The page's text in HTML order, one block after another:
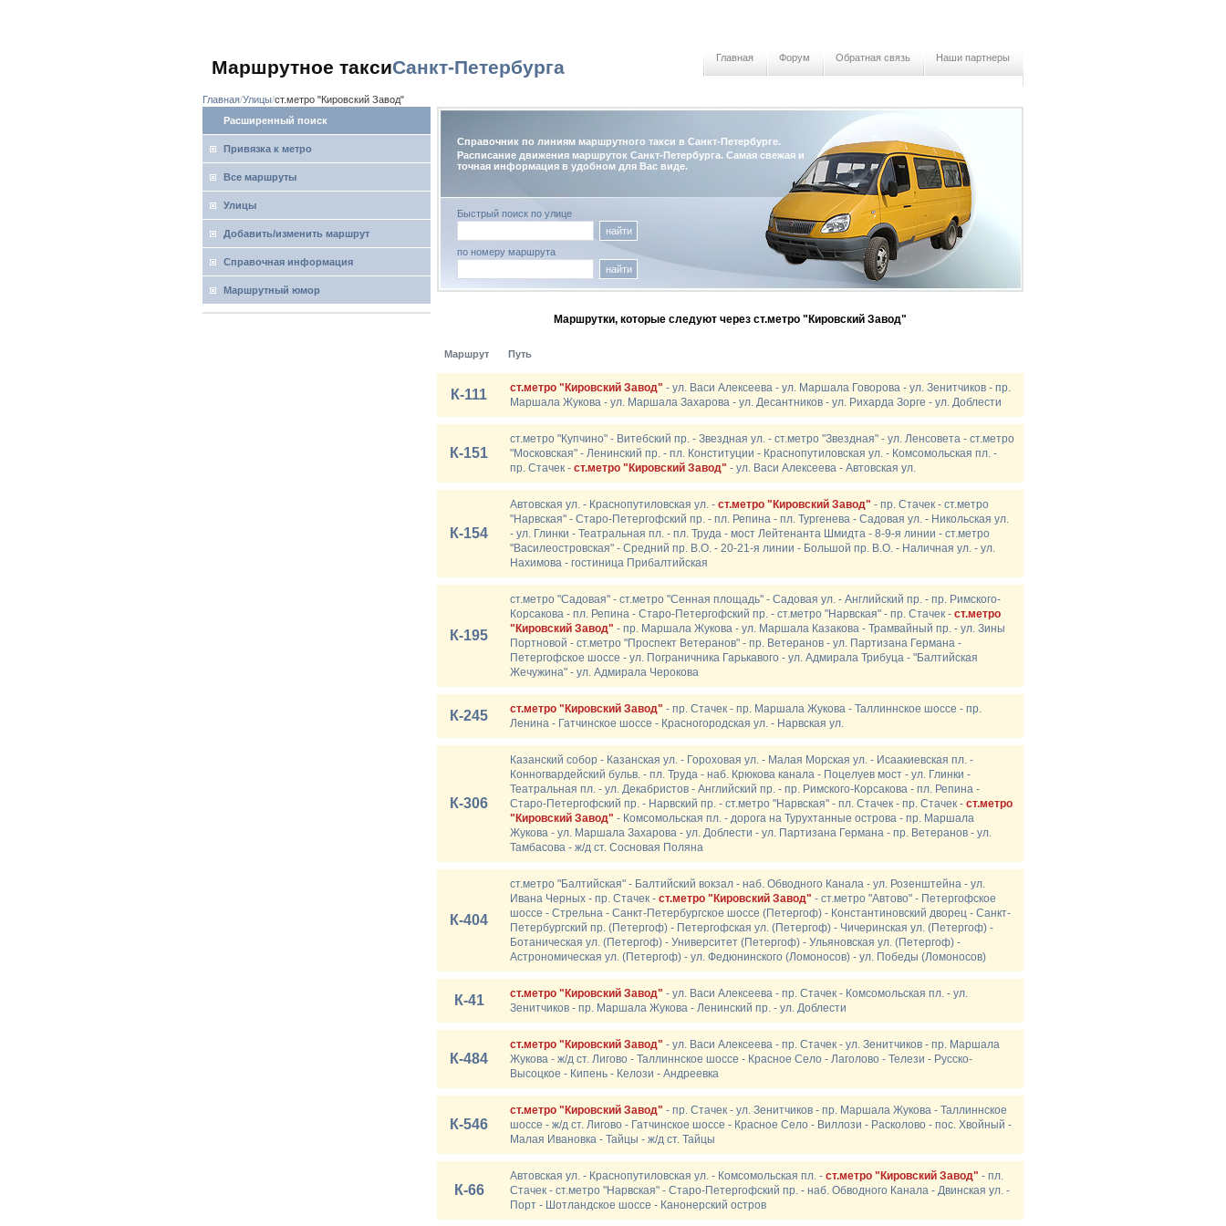
Маршрутное таксиСанкт-Петербурга Главная Форум Обратная связь Наши партнеры
Главная Улицы ст.метро "Кировский Завод"
Расширенный поиск
Привязка к метро
Все маршруты
Улицы
Добавить/изменить маршрут
Справочная информация
Маршрутный юмор
Справочник по линиям маршрутного такси в Санкт-Петербурге.
Расписание движения маршруток Санкт-Петербурга. Самая свежая и
точная информация в удобном для Вас виде.
Быстрый поиск по улице
найти
по номеру маршрута
найти
Маршрутки, которые следуют через ст.метро "Кировский Завод"
Маршрут Путь
К-111 ст.метро "Кировский Завод" - ул. Васи Алексеева - ул. Маршала Говорова - ул. Зенитчиков - пр.
Маршала Жукова - ул. Маршала Захарова - ул. Десантников - ул. Рихарда Зорге - ул. Доблести
К-151
ст.метро "Купчино" - Витебский пр. - Звездная ул. - ст.метро "Звездная" - ул. Ленсовета - ст.метро
"Московская" - Ленинский пр. - пл. Конституции - Краснопутиловская ул. - Комсомольская пл. -
пр. Стачек - ст.метро "Кировский Завод" - ул. Васи Алексеева - Автовская ул.
К-154
Автовская ул. - Краснопутиловская ул. - ст.метро "Кировский Завод" - пр. Стачек - ст.метро
"Нарвская" - Старо-Петергофский пр. - пл. Репина - пл. Тургенева - Садовая ул. - Никольская ул.
- ул. Глинки - Театральная пл. - пл. Труда - мост Лейтенанта Шмидта - 8-9-я линии - ст.метро
"Василеостровская" - Средний пр. В.О. - 20-21-я линии - Большой пр. В.О. - Наличная ул. - ул.
Нахимова - гостиница Прибалтийская
К-195
ст.метро "Садовая" - ст.метро "Сенная площадь" - Садовая ул. - Английский пр. - пр. Римского-
Корсакова - пл. Репина - Старо-Петергофский пр. - ст.метро "Нарвская" - пр. Стачек - ст.метро
"Кировский Завод" - пр. Маршала Жукова - ул. Маршала Казакова - Трамвайный пр. - ул. Зины
Портновой - ст.метро "Проспект Ветеранов" - пр. Ветеранов - ул. Партизана Германа -
Петергофское шоссе - ул. Пограничника Гарькавого - ул. Адмирала Трибуца - "Балтийская
Жечужина" - ул. Адмирала Черокова
К-245 ст.метро "Кировский Завод" - пр. Стачек - пр. Маршала Жукова - Таллиннское шоссе - пр.
Ленина - Гатчинское шоссе - Красногородская ул. - Нарвская ул.
К-306
Казанский собор - Казанская ул. - Гороховая ул. - Малая Морская ул. - Исаакиевская пл. -
Конногвардейский бульв. - пл. Труда - наб. Крюкова канала - Поцелуев мост - ул. Глинки -
Театральная пл. - ул. Декабристов - Английский пр. - пр. Римского-Корсакова - пл. Репина -
Старо-Петергофский пр. - Нарвский пр. - ст.метро "Нарвская" - пл. Стачек - пр. Стачек - ст.метро
"Кировский Завод" - Комсомольская пл. - дорога на Турухтанные острова - пр. Маршала
Жукова - ул. Маршала Захарова - ул. Доблести - ул. Партизана Германа - пр. Ветеранов - ул.
Тамбасова - ж/д ст. Сосновая Поляна
К-404
ст.метро "Балтийская" - Балтийский вокзал - наб. Обводного Канала - ул. Розенштейна - ул.
Ивана Черных - пр. Стачек - ст.метро "Кировский Завод" - ст.метро "Автово" - Петергофское
шоссе - Стрельна - Санкт-Петербургское шоссе (Петергоф) - Константиновский дворец - Санкт-
Петербургский пр. (Петергоф) - Петергофская ул. (Петергоф) - Чичеринская ул. (Петергоф) -
Ботаническая ул. (Петергоф) - Университет (Петергоф) - Ульяновская ул. (Петергоф) -
Астрономическая ул. (Петергоф) - ул. Федюнинского (Ломоносов) - ул. Победы (Ломоносов)
К-41 ст.метро "Кировский Завод" - ул. Васи Алексеева - пр. Стачек - Комсомольская пл. - ул.
Зенитчиков - пр. Маршала Жукова - Ленинский пр. - ул. Доблести
К-484
ст.метро "Кировский Завод" - ул. Васи Алексеева - пр. Стачек - ул. Зенитчиков - пр. Маршала
Жукова - ж/д ст. Лигово - Таллиннское шоссе - Красное Село - Лаголово - Телези - Русско-
Высоцкое - Кипень - Келози - Андреевка
К-546
ст.метро "Кировский Завод" - пр. Стачек - ул. Зенитчиков - пр. Маршала Жукова - Таллиннское
шоссе - ж/д ст. Лигово - Гатчинское шоссе - Красное Село - Виллози - Расколово - пос. Хвойный -
Малая Ивановка - Тайцы - ж/д ст. Тайцы
К-66
Автовская ул. - Краснопутиловская ул. - Комсомольская пл. - ст.метро "Кировский Завод" - пл.
Стачек - ст.метро "Нарвская" - Старо-Петергофский пр. - наб. Обводного Канала - Двинская ул. -
Порт - Шотландское шоссе - Канонерский остров